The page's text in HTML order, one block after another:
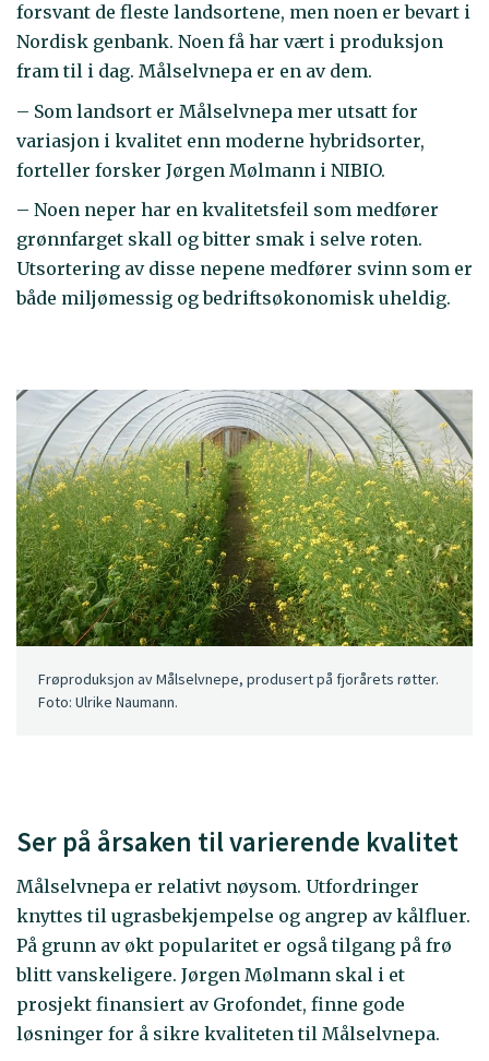
forsvant de fleste landsortene, men noen er bevart i
Nordisk genbank. Noen få har vært i produksjon
fram til i dag. Målselvnepa er en av dem.
– Som landsort er Målselvnepa mer utsatt for
variasjon i kvalitet enn moderne hybridsorter,
forteller forsker Jørgen Mølmann i NIBIO.
– Noen neper har en kvalitetsfeil som medfører
grønnfarget skall og bitter smak i selve roten.
Utsortering av disse nepene medfører svinn som er
både miljømessig og bedriftsøkonomisk uheldig.
Frøproduksjon av Målselvnepe, produsert på fjorårets røtter.
Foto: Ulrike Naumann.
Ser på årsaken til varierende kvalitet
Målselvnepa er relativt nøysom. Utfordringer
knyttes til ugrasbekjempelse og angrep av kålfluer.
På grunn av økt popularitet er også tilgang på frø
blitt vanskeligere. Jørgen Mølmann skal i et
prosjekt finansiert av Grofondet, finne gode
løsninger for å sikre kvaliteten til Målselvnepa.